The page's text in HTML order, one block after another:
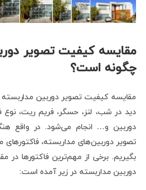
مقایسه کیفیت تصویر
چگونه است؟
مقایسه کیفیت تصویر دوربین مداربسته
دید در شب، لنز، حسگر، فریم ریت، نوع
دوربین و… انجام می‌شود. در واقع
تصویر دوربین‌های مداربسته، فاکتورهای
بگیریم. برخی از مهم‌ترین فاکتورها در
دوربین مداربسته در زیر آمده است: